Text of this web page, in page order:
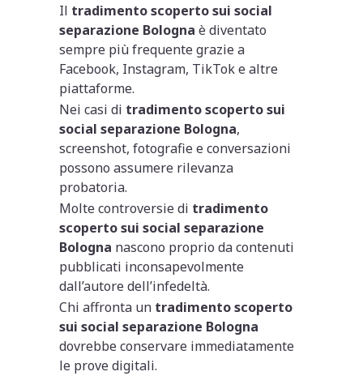
Il tradimento scoperto sui social
separazione Bologna è diventato
sempre più frequente grazie a
Facebook, Instagram, TikTok e altre
piattaforme.
Nei casi di tradimento scoperto sui
social separazione Bologna,
screenshot, fotografie e conversazioni
possono assumere rilevanza
probatoria.
Molte controversie di tradimento
scoperto sui social separazione
Bologna nascono proprio da contenuti
pubblicati inconsapevolmente
dall’autore dell’infedeltà.
Chi affronta un tradimento scoperto
sui social separazione Bologna
dovrebbe conservare immediatamente
le prove digitali.